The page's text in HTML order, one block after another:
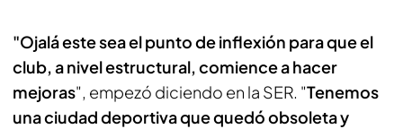
"Ojalá este sea el punto de inflexión para que el
club, a nivel estructural, comience a hacer
mejoras", empezó diciendo en la SER. "Tenemos
una ciudad deportiva que quedó obsoleta y